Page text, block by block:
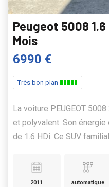
Peugeot 5008
Mois
6990 €
Très bon plan
La voiture PEUGEOT
et polyvalent. Son
de 1.6 HDi. Ce SUV
2011 automatique